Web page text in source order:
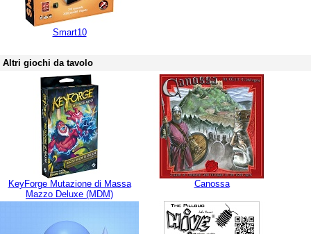
Smart10
Altri giochi da tavolo
KeyForge Mutazione di Massa
Mazzo Deluxe (MDM)
Canossa